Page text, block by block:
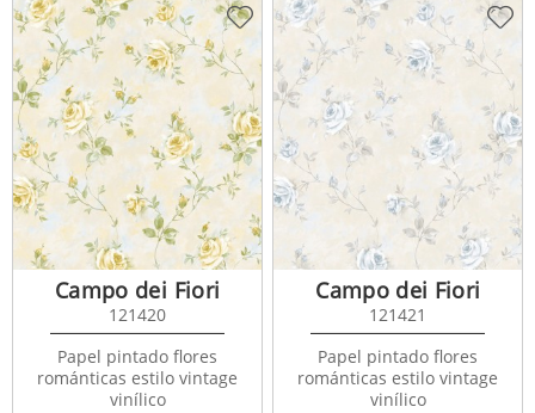
Campo dei Fiori
121420
Papel pintado flores
románticas estilo vintage
vinílico
Campo dei Fiori
121421
Papel pintado flores
románticas estilo vintage
vinílico